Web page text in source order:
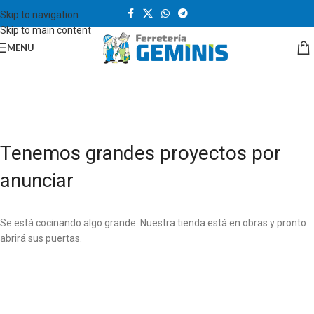
Skip to navigation
Skip to main content
MENU
Tenemos grandes proyectos por
anunciar
Se está cocinando algo grande. Nuestra tienda está en obras y pronto
abrirá sus puertas.